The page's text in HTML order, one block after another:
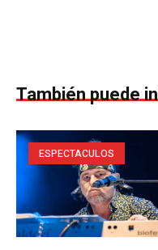
También puede
ESPECTACULOS